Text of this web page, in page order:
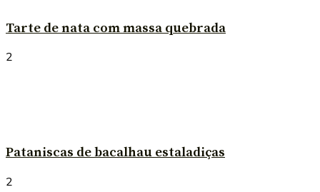
Tarte de nata com massa quebrada
2
Pataniscas de bacalhau estaladiças
2